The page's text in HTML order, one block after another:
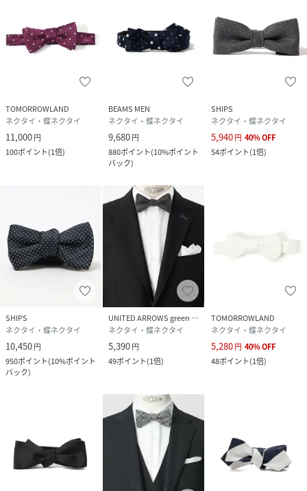
TOMORROWLAND
ネクタイ・蝶ネクタイ
11,000円
100ポイント(1倍)
BEAMS MEN
ネクタイ・蝶ネクタイ
9,680円
880ポイント(10%ポイント
バック)
SHIPS
ネクタイ・蝶ネクタイ
5,940円 40%OFF
54ポイント(1倍)
SHIPS
ネクタイ・蝶ネクタイ
10,450円
950ポイント(10%ポイント
バック)
UNITED ARROWS green label relaxing
ネクタイ・蝶ネクタイ
5,390円
49ポイント(1倍)
TOMORROWLAND
ネクタイ・蝶ネクタイ
5,280円 40%OFF
48ポイント(1倍)